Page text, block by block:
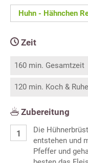
Huhn - Hähnchen
Zeit
160 min. Gesamtzeit
120 min. Koch &
Zubereitung
Die
entstehen und
Pfeffer und